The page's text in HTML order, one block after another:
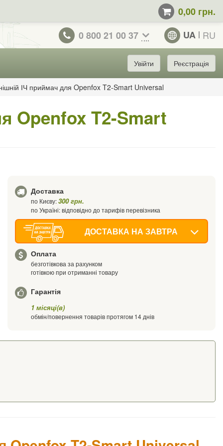
0,00 грн.
0 800 21 00 37 UA RU
Увійти Реєстрація
ІЧ приймач для Openfox T2-Smart Universal
Openfox T2-Smart
Доставка
по Києву:300 грн.
по Україні: відповідно до тарифів перевізника
ДОСТАВКА НА ЗАВТРА
Оплата
безготівкова за рахунком
готівкою при отриманні товару
Гарантія
1 місяці(в)
обмін/повернення товарів протягом 14 днів